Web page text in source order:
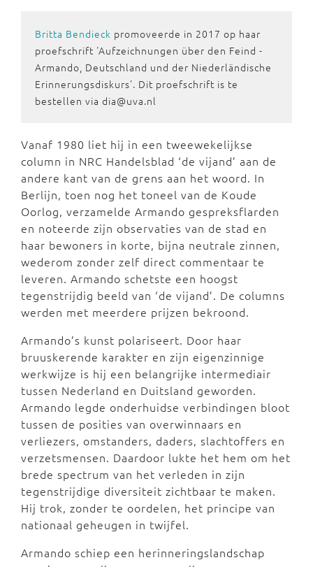
Britta Bendieck promoveerde in 2017 op haar
proefschrift 'Aufzeichnungen über den Feind -
Armando, Deutschland und der Niederländische
Erinnerungsdiskurs'. Dit proefschrift is te
bestellen via dia@uva.nl
Vanaf 1980 liet hij in een tweewekelijkse
column in NRC Handelsblad ‘de vijand’ aan de
andere kant van de grens aan het woord. In
Berlijn, toen nog het toneel van de Koude
Oorlog, verzamelde Armando gespreksflarden
en noteerde zijn observaties van de stad en
haar bewoners in korte, bijna neutrale zinnen,
wederom zonder zelf direct commentaar te
leveren. Armando schetste een hoogst
tegenstrijdig beeld van ‘de vijand’. De columns
werden met meerdere prijzen bekroond.
Armando’s kunst polariseert. Door haar
bruuskerende karakter en zijn eigenzinnige
werkwijze is hij een belangrijke intermediair
tussen Nederland en Duitsland geworden.
Armando legde onderhuidse verbindingen bloot
tussen de posities van overwinnaars en
verliezers, omstanders, daders, slachtoffers en
verzetsmensen. Daardoor lukte het hem om het
brede spectrum van het verleden in zijn
tegenstrijdige diversiteit zichtbaar te maken.
Hij trok, zonder te oordelen, het principe van
nationaal geheugen in twijfel.
Armando schiep een herinneringslandschap